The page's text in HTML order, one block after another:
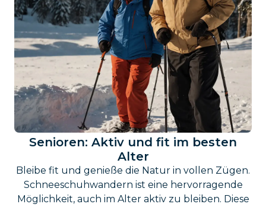
Senioren: Aktiv und fit im besten
Alter
Bleibe fit und genieße die Natur in vollen Zügen.
Schneeschuhwandern ist eine hervorragende
Möglichkeit, auch im Alter aktiv zu bleiben. Diese